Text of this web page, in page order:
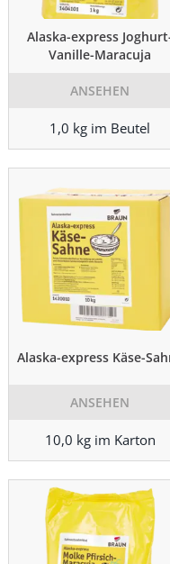
Alaska-express
Vanille-Maracuja
ANSEHEN
1,0 kg im Beutel
Alaska-express Käse-
ANSEHEN
10,0 kg im Karton